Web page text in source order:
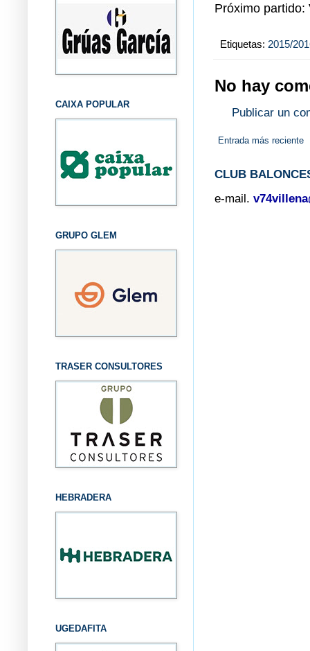
Próximo partido:
Etiquetas: 2015/
No hay
Publicar un
Entrada más reciente
CLUB
e-mail.
CAIXA POPULAR
GRUPO GLEM
TRASER CONSULTORES
HEBRADERA
UGEDAFITA